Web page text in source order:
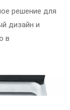
решение для
дизайн и
в